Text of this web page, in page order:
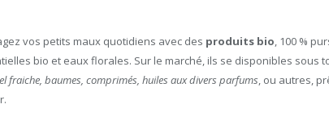
vos petits maux quotidiens avec des produits bio, 100 %
bio et eaux florales. Sur le marché, ils se disponibles sous
fraiche, baumes, comprimés, huiles aux divers parfums, ou autres,